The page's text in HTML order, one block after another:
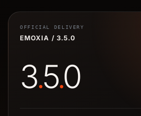
OFFICIAL DELIVERY
EMOXIA / 3.5.0
3.5.0